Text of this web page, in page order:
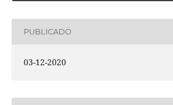
PUBLICADO
03-12-2020